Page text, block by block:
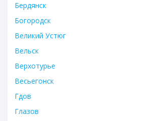
Бердянск
Богородск
Великий Устюг
Вельск
Верхотурье
Весьегонск
Гдов
Глазов